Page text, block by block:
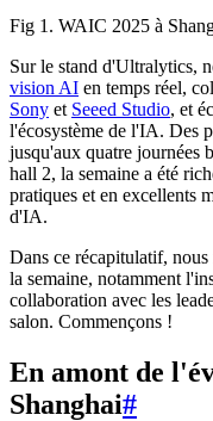
Fig 1. WAIC 2025 à
Sur le stand d'Ultralytics,
vision AI en temps réel,
Sony et Seeed Studio, et
l'écosystème de l'IA. Des
jusqu'aux quatre journées
hall 2, la semaine a été
pratiques et en excellents
d'IA.
Dans ce récapitulatif, nous
la semaine, notamment
collaboration avec les
salon. Commençons !
En amont de
Shanghai#